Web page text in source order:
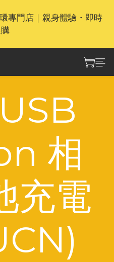
（新品除外・贈品不享保
）
專門店｜親身體驗・即時
（新品除外・贈品不享保
）
相
充電